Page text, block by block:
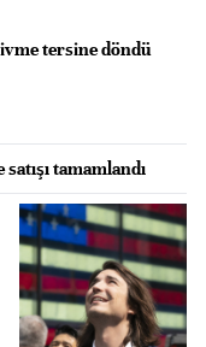
tersine döndü
tamamlandı